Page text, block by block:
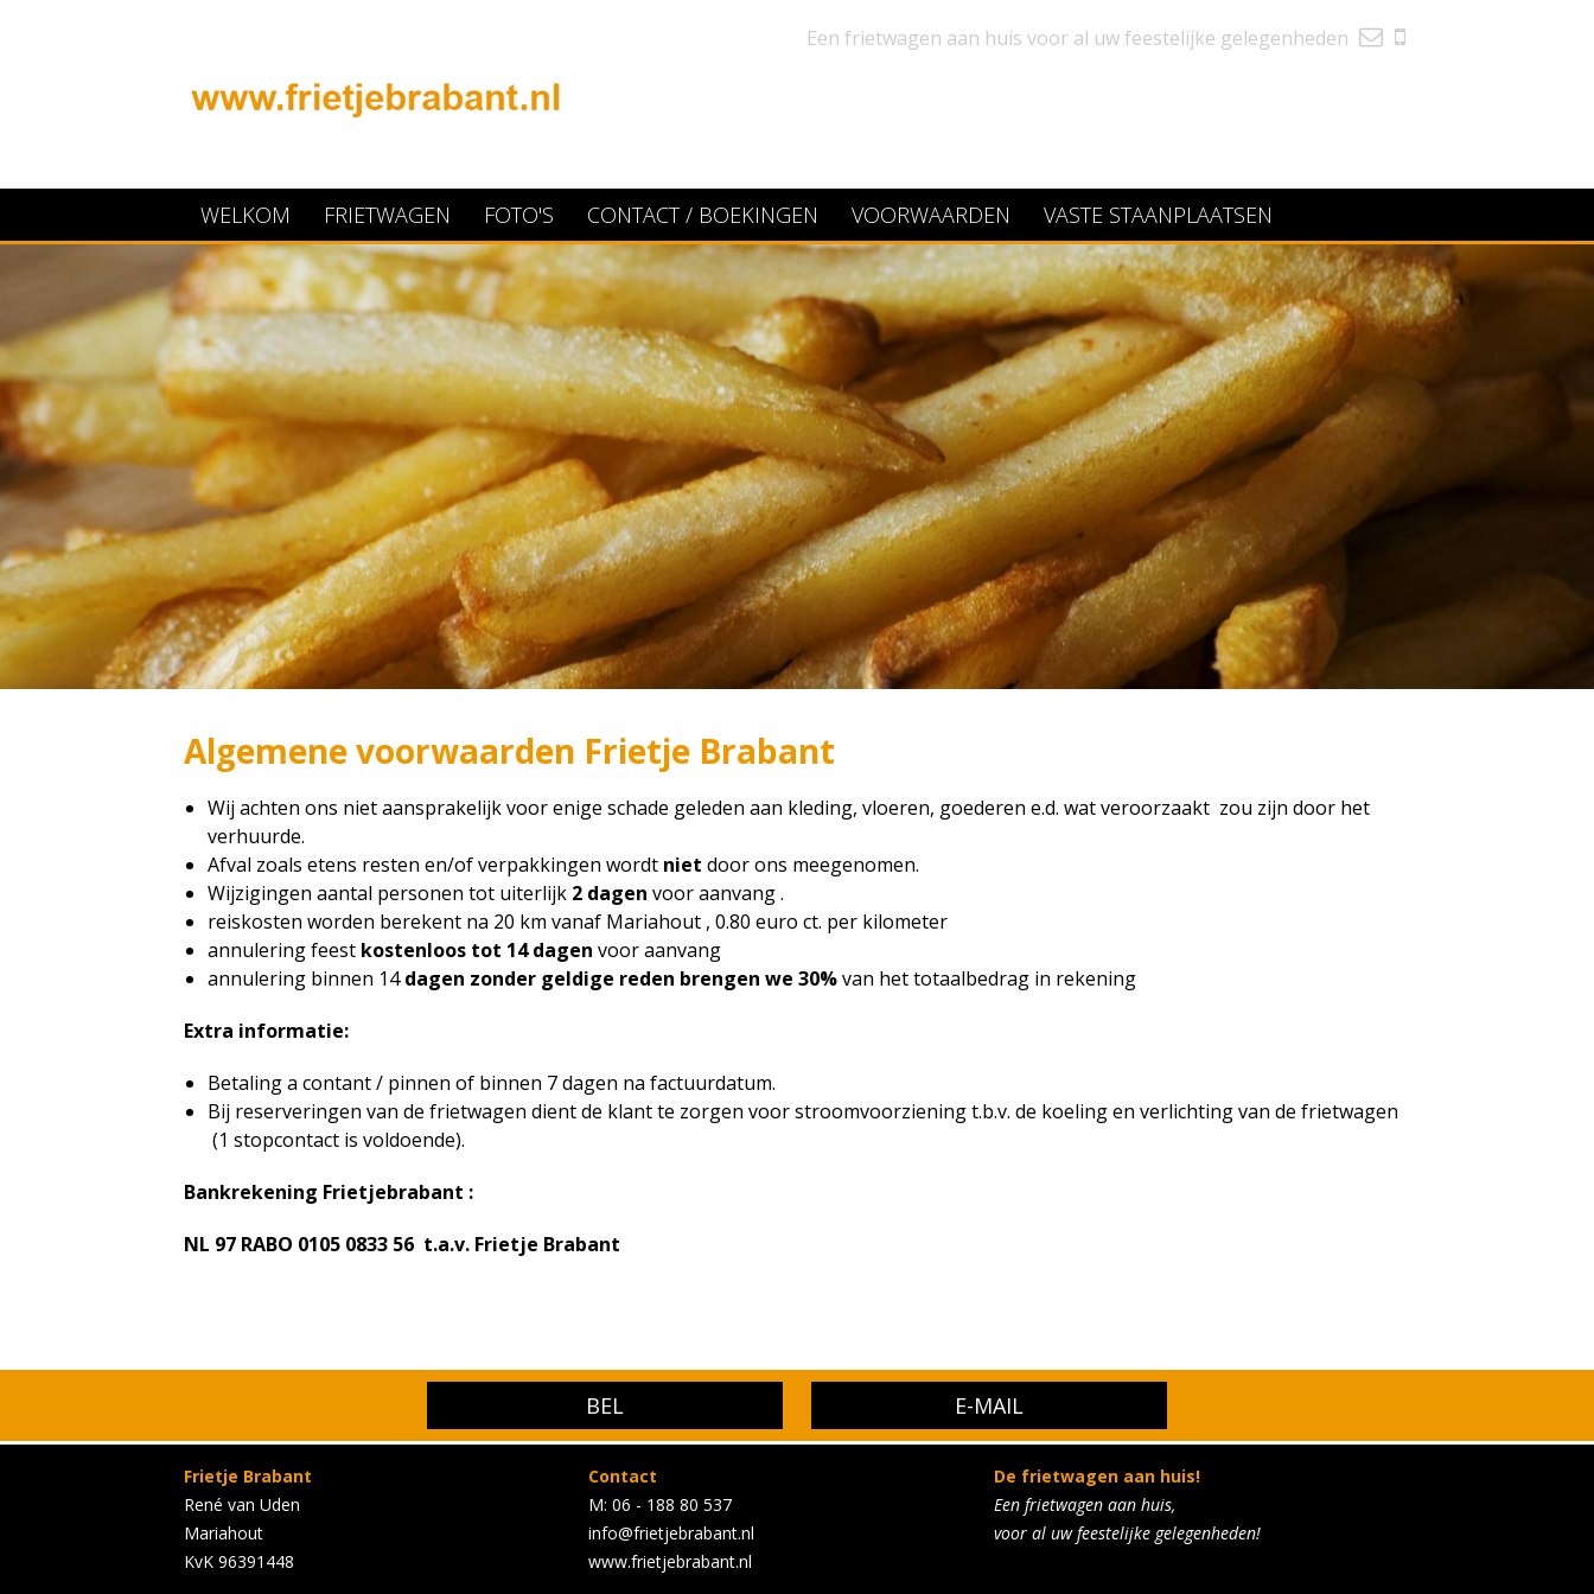
Een frietwagen aan huis voor al uw feestelijke gelegenheden
WELKOM FRIETWAGEN FOTO'S CONTACT / BOEKINGEN VOORWAARDEN VASTE STAANPLAATSEN
Algemene voorwaarden Frietje Brabant
Wij achten ons niet aansprakelijk voor enige schade geleden aan kleding, vloeren, goederen e.d. wat veroorzaakt zou zijn door het
verhuurde.
Afval zoals etens resten en/of verpakkingen wordt niet door ons meegenomen.
Wijzigingen aantal personen tot uiterlijk2 dagen voor aanvang .
reiskosten worden berekent na 20 km vanaf Mariahout , 0.80 euro ct. per kilometer
annulering feest kostenloos tot 14 dagen voor aanvang
annulering binnen 14dagen zonder geldige reden brengen we 30%van het totaalbedrag in rekening
Extra informatie:
Betaling a contant / pinnen of binnen 7 dagen na factuurdatum.
Bij reserveringen van de frietwagen dient de klant te zorgen voor stroomvoorziening t.b.v. de koeling en verlichting van de frietwagen
(1 stopcontact is voldoende).
Bankrekening Frietjebrabant :
NL 97 RABO 0105 0833 56 t.a.v. Frietje Brabant
BEL E-MAIL
Frietje Brabant
René van Uden
Mariahout
KvK 96391448
Contact
M: 06 - 188 80 537
info@frietjebrabant.nl
www.frietjebrabant.nl
De frietwagen aan huis!
Een frietwagen aan huis,
voor al uw feestelijke gelegenheden!